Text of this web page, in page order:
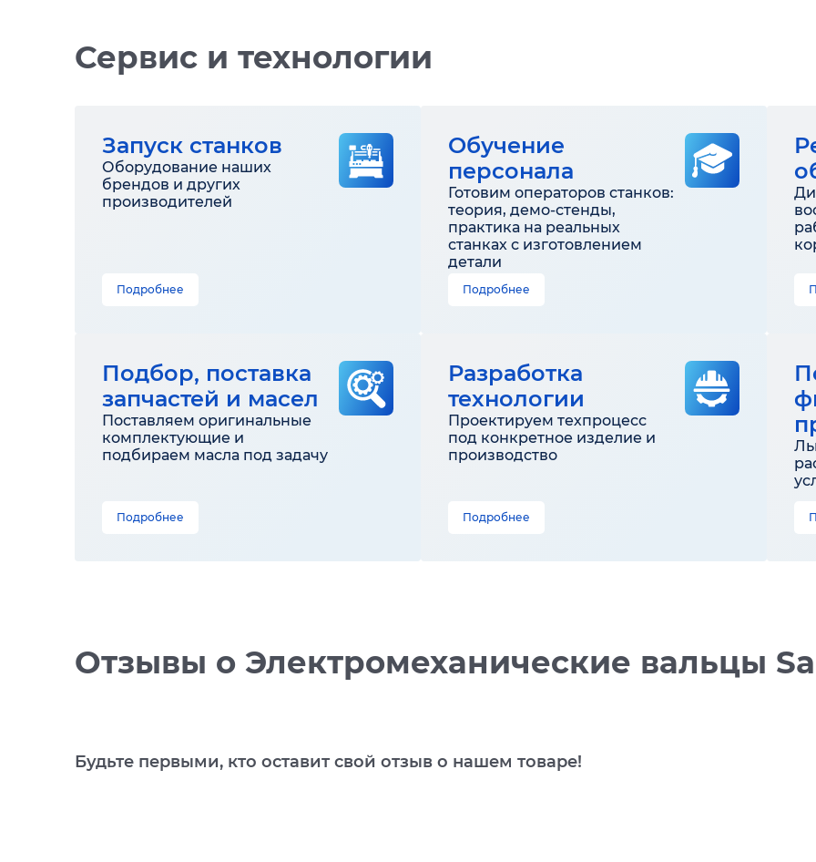
Сервис и технологии
Запуск станков
Оборудование наших
брендов и других
производителей
Подробнее
Обучение
персонала
Готовим операторов станков:
теория, демо-стенды,
практика на реальных
станках с изготовлением
детали
Подробнее
Подбор, поставка
запчастей и масел
Поставляем оригинальные
комплектующие и
подбираем масла под задачу
Подробнее
Разработка
технологии
Проектируем техпроцесс
под конкретное изделие и
производство
Подробнее
Отзывы о Электромеханические вальцы
Будьте первыми, кто оставит свой отзыв о нашем товаре!